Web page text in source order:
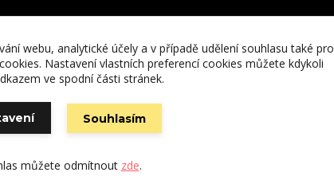
webu, analytické účely a v případě udělení souhlasu také pro
Nastavení vlastních preferencí cookies můžete kdykoli
ve spodní části stránek.
Souhlasím
můžete odmítnout zde.